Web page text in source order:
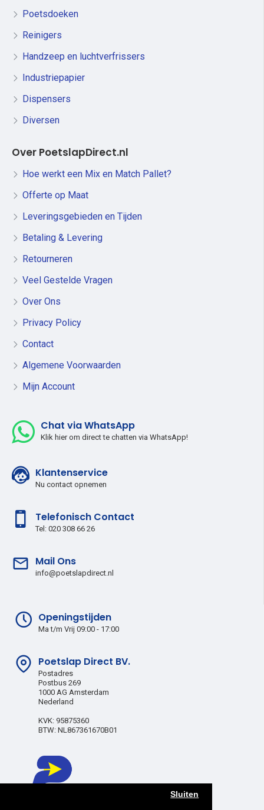
Sluiten
Poetsdoeken
Reinigers
Handzeep en luchtverfrissers
Industriepapier
Dispensers
Diversen
Over PoetslapDirect.nl
Hoe werkt een Mix en Match Pallet?
Offerte op Maat
Leveringsgebieden en Tijden
Betaling & Levering
Retourneren
Veel Gestelde Vragen
Over Ons
Privacy Policy
Contact
Algemene Voorwaarden
Mijn Account
Chat via WhatsApp
Klik hier om direct te chatten via WhatsApp!
Klantenservice
Nu contact opnemen
Telefonisch Contact
Tel: 020 308 66 26
Mail Ons
info@poetslapdirect.nl
Openingstijden
Ma t/m Vrij 09:00 - 17:00
Poetslap Direct BV.
Postadres
Postbus 269
1000 AG Amsterdam
Nederland
KVK: 95875360
BTW: NL867361670B01